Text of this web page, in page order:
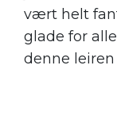
vært helt
glade for
denne leiren